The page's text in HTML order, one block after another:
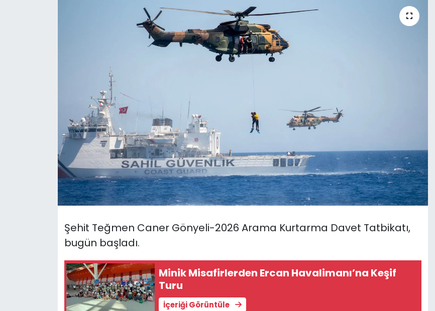
Şehit Teğmen Caner Gönyeli-2026 Arama Kurtarma Davet Tatbikatı,
bugün başladı.
Minik Misafirlerden Ercan Havalimanı’na Keşif
Turu
İçeriği Görüntüle
KKTC YEREL SEÇİM 2018
Nöbetçi Eczaneler
Otomobil Dünyası
Teknoloji